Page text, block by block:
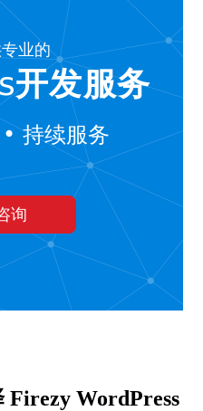
Firezy WordPress